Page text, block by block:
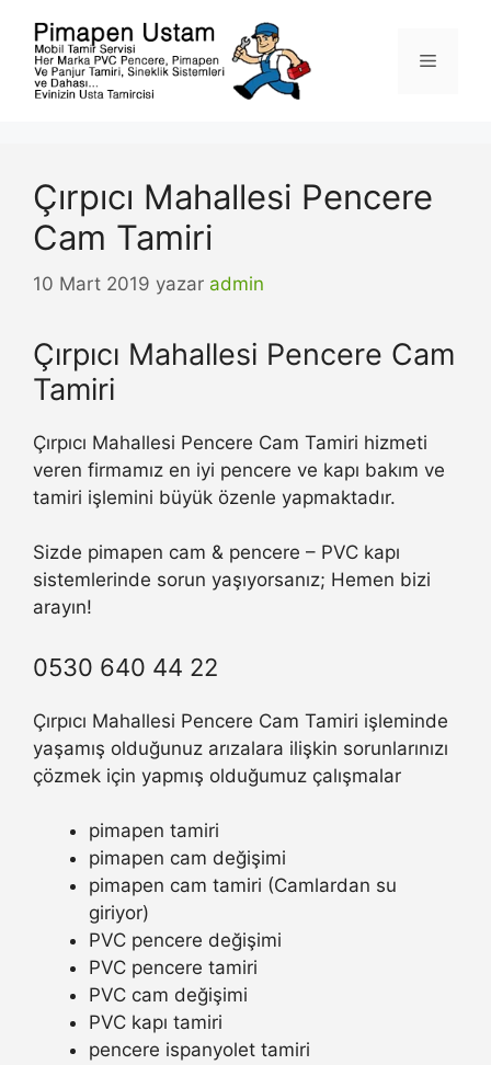
Menü
Çırpıcı Mahallesi Pencere
Cam Tamiri
10 Mart 2019 yazar admin
Çırpıcı Mahallesi Pencere Cam
Tamiri
Çırpıcı Mahallesi Pencere Cam Tamiri hizmeti
veren firmamız en iyi pencere ve kapı bakım ve
tamiri işlemini büyük özenle yapmaktadır.
Sizde pimapen cam & pencere – PVC kapı
sistemlerinde sorun yaşıyorsanız; Hemen bizi
arayın!
0530 640 44 22
Çırpıcı Mahallesi Pencere Cam Tamiri işleminde
yaşamış olduğunuz arızalara ilişkin sorunlarınızı
çözmek için yapmış olduğumuz çalışmalar
pimapen tamiri
pimapen cam değişimi
pimapen cam tamiri (Camlardan su
giriyor)
PVC pencere değişimi
PVC pencere tamiri
PVC cam değişimi
PVC kapı tamiri
pencere ispanyolet tamiri